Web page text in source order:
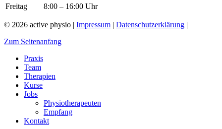
Freitag
8:00 – 16:00 Uhr
© 2026 active physio | Impressum | Datenschutzerklärung |
Zum Seitenanfang
Praxis
Team
Therapien
Kurse
Jobs
Physiotherapeuten
Empfang
Kontakt